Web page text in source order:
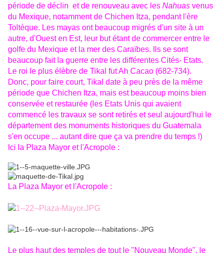
période de déclin et de renouveau avec les Nahuas venus
du Mexique, notamment de Chichen Itza, pendant l'ère
Toltèque. Les mayas ont beaucoup migrés d'un site à un
autre, d'Ouest en Est, leur but étant de commercer entre le
golfe du Mexique et la mer des Caraïbes. Ils se sont
beaucoup fait la guerre entre les différentes Cités- Etats.
Le roi le plus élèbre de Tikal fut Ah Cacao (682-734).
Donc, pour faire court, Tikal date à peu près de la même
période que Chichen Itza, mais est beaucoup moins bien
conservée et restaurée (les Etats Unis qui avaient
commencé les travaux se sont retirés et seul aujourd'hui le
département des monuments historiques du Guatemala
s'en occupe ... autant dire que ça va prendre du temps !)
ci la Plaza Mayor et l'Acropole :
La Plaza Mayor et l'Acropole :
Le plus haut des temples de tout le "Nouveau Monde", le